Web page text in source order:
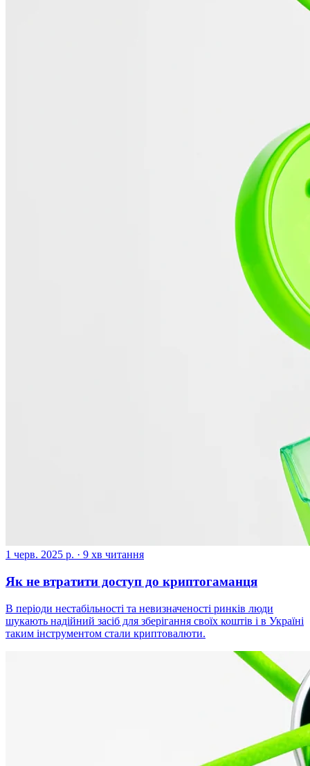
1 черв. 2025 р. · 9 хв читання
Як не втратити доступ до криптогаманця
В періоди нестабільності та невизначеності ринків люди
шукають надійний засіб для зберігання своїх коштів і в Україні
таким інструментом стали криптовалюти.